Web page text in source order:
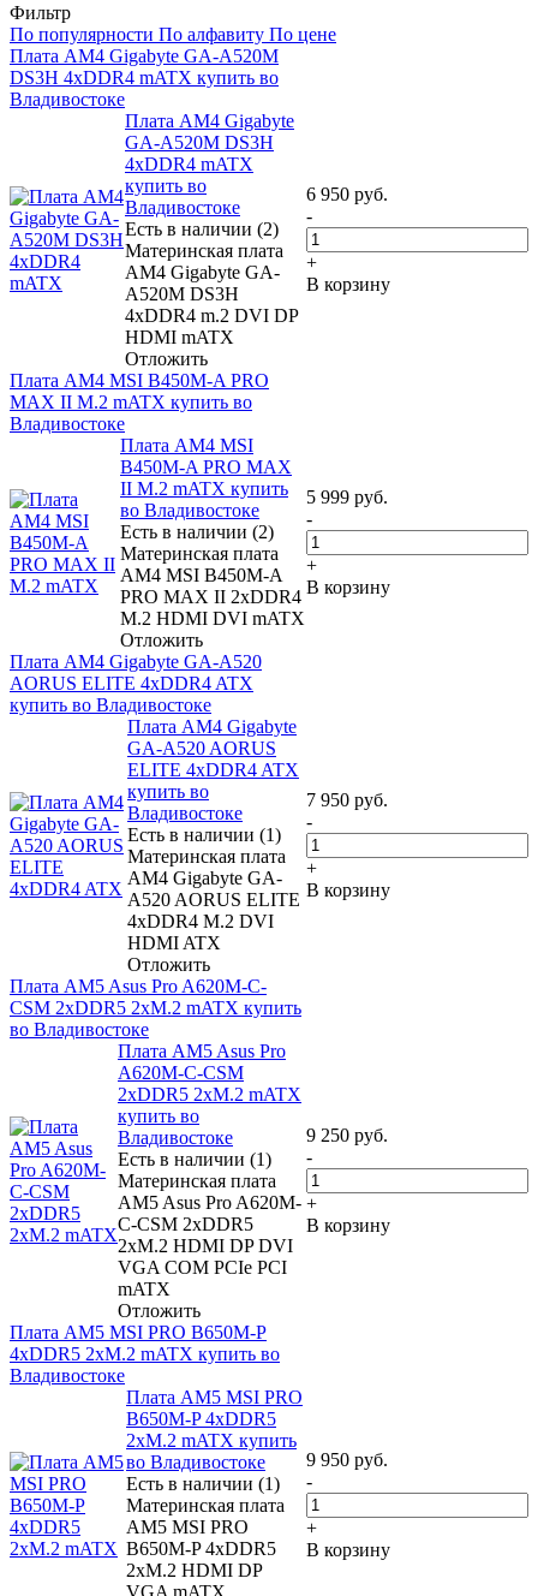
Фильтр
По популярности По алфавиту По цене
Плата AM4 Gigabyte GA-A520M
DS3H 4xDDR4 mATX купить во
Владивостоке
Плата AM4 Gigabyte
GA-A520M DS3H
4xDDR4 mATX
купить во
Владивостоке
Есть в наличии (2)
Материнская плата
AM4 Gigabyte GA-
A520M DS3H
4xDDR4 m.2 DVI DP
HDMI mATX
Отложить
6 950 руб.
-
+
В корзину
Плата AM4 MSI B450M-A PRO
MAX II M.2 mATX купить во
Владивостоке
Плата AM4 MSI
B450M-A PRO MAX
II M.2 mATX купить
во Владивостоке
Есть в наличии (2)
Материнская плата
AM4 MSI B450M-A
PRO MAX II 2xDDR4
M.2 HDMI DVI mATX
Отложить
5 999 руб.
-
+
В корзину
Плата AM4 Gigabyte GA-A520
AORUS ELITE 4xDDR4 ATX
купить во Владивостоке
Плата AM4 Gigabyte
GA-A520 AORUS
ELITE 4xDDR4 ATX
купить во
Владивостоке
Есть в наличии (1)
Материнская плата
AM4 Gigabyte GA-
A520 AORUS ELITE
4xDDR4 M.2 DVI
HDMI ATX
Отложить
7 950 руб.
-
+
В корзину
Плата AM5 Asus Pro A620M-C-
CSM 2xDDR5 2xM.2 mATX купить
во Владивостоке
Плата AM5 Asus Pro
A620M-C-CSM
2xDDR5 2xM.2 mATX
купить во
Владивостоке
Есть в наличии (1)
Материнская плата
AM5 Asus Pro A620M-
C-CSM 2xDDR5
2xM.2 HDMI DP DVI
VGA COM PCIe PCI
mATX
Отложить
9 250 руб.
-
+
В корзину
Плата AM5 MSI PRO B650M-P
4xDDR5 2xM.2 mATX купить во
Владивостоке
Плата AM5 MSI PRO
B650M-P 4xDDR5
2xM.2 mATX купить
во Владивостоке
Есть в наличии (1)
Материнская плата
AM5 MSI PRO
B650M-P 4xDDR5
2xM.2 HDMI DP
VGA mATX
9 950 руб.
-
+
В корзину